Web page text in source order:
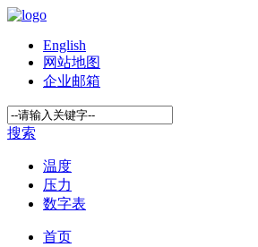
English
网站地图
企业邮箱
搜索
温度
压力
数字表
首页